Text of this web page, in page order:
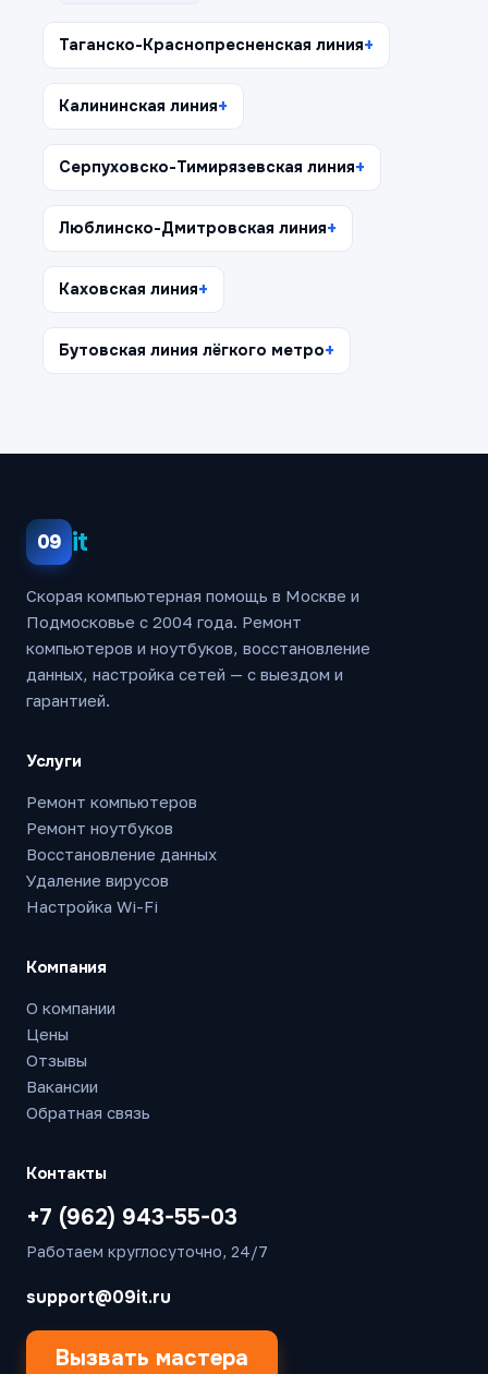
Таганско-Краснопресненская линия
Калининская линия
Серпуховско-Тимирязевская линия
Люблинско-Дмитровская линия
Каховская линия
Бутовская линия лёгкого метро
09 it
Скорая компьютерная помощь в Москве и
Подмосковье с 2004 года. Ремонт
компьютеров и ноутбуков, восстановление
данных, настройка сетей — с выездом и
гарантией.
Услуги
Ремонт компьютеров
Ремонт ноутбуков
Восстановление данных
Удаление вирусов
Настройка Wi-Fi
Компания
О компании
Цены
Отзывы
Вакансии
Обратная связь
Контакты
+7 (962) 943-55-03
Работаем круглосуточно, 24/7
support@09it.ru
Вызвать мастера